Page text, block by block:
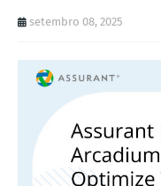
setembro 08, 2025